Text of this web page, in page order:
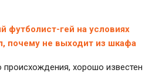
футболист-гей на условиях
почему не выходит из шкафа
происхождения, хорошо известен